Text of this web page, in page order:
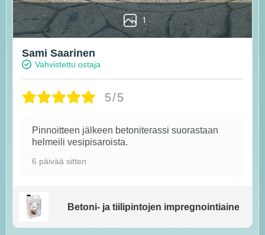
1
Sami Saarinen
Vahvistettu ostaja
5/5
Pinnoitteen jälkeen betoniterassi suorastaan
helmeili vesipisaroista.
6 päivää sitten
Betoni- ja tiilipintojen impregnointiaine